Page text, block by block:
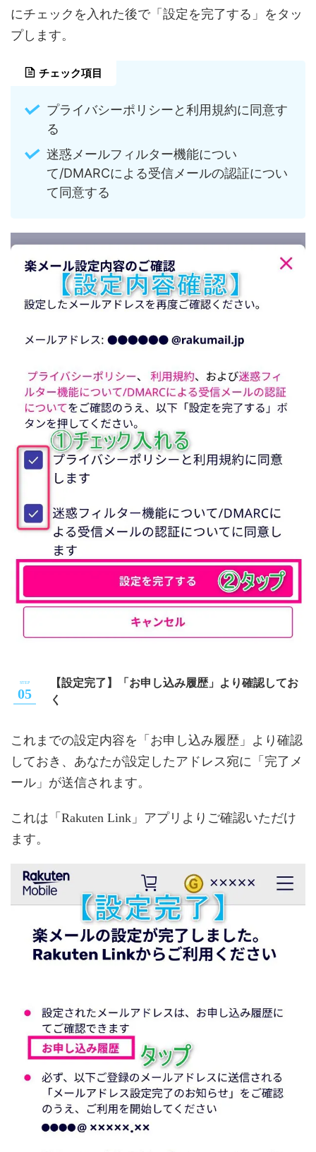
にチェックを入れた後で「設定を完了する」をタッ
プします。
チェック項目
プライバシーポリシーと利用規約に同意す
る
迷惑メールフィルター機能につい
て/DMARCによる受信メールの認証につい
て同意する
【設定完了】「お申し込み履歴」より確認してお
く
これまでの設定内容を「お申し込み履歴」より確認
しておき、あなたが設定したアドレス宛に「完了メ
ール」が送信されます。
これは「Rakuten Link」アプリよりご確認いただけ
ます。